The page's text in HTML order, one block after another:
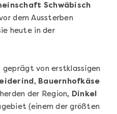
Schwäbisch
dem Aussterben
heute in der
geprägt von erstklassigen
, Bauernhofkäse
der Region, Dinkel
(einem der größten